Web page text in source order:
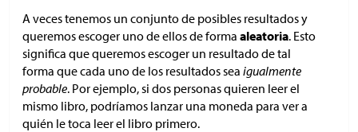
A veces tenemos un conjunto de posibles resultados y
queremos escoger uno de ellos de forma aleatoria. Esto
significa que queremos escoger un resultado de tal
forma que cada uno de los resultados sea igualmente
probable. Por ejemplo, si dos personas quieren leer el
mismo libro, podríamos lanzar una moneda para ver a
quién le toca leer el libro primero.